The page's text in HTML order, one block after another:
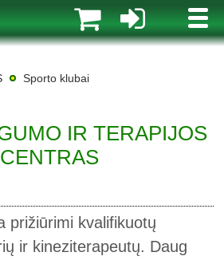
MENIU
Sporto klubai
IR TERAPIJOS
CENTRAS
prižiūrimi kvalifikuotų
ir kineziterapeutų. Daug